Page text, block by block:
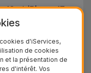
16etiPhone 17.
coques en
ont une
d'iServices,
de cookies
et la présentation de
d'intérêt. Vos